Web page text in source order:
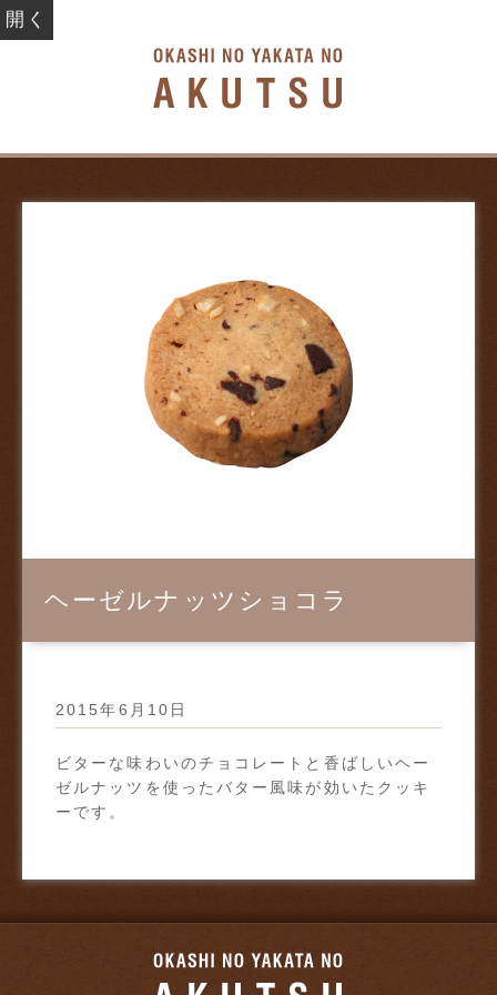
開く
ヘーゼルナッツショコラ
2015年6月10日
ビターな味わいのチョコレートと香ばしいヘー
ゼルナッツを使ったバター風味が効いたクッキ
ーです。